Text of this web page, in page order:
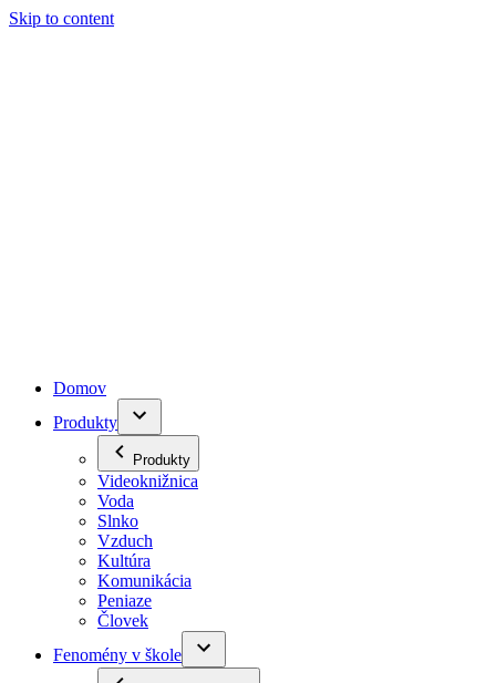
Skip to content
Domov
Produkty
Produkty
Videoknižnica
Voda
Slnko
Vzduch
Kultúra
Komunikácia
Peniaze
Človek
Fenomény v škole